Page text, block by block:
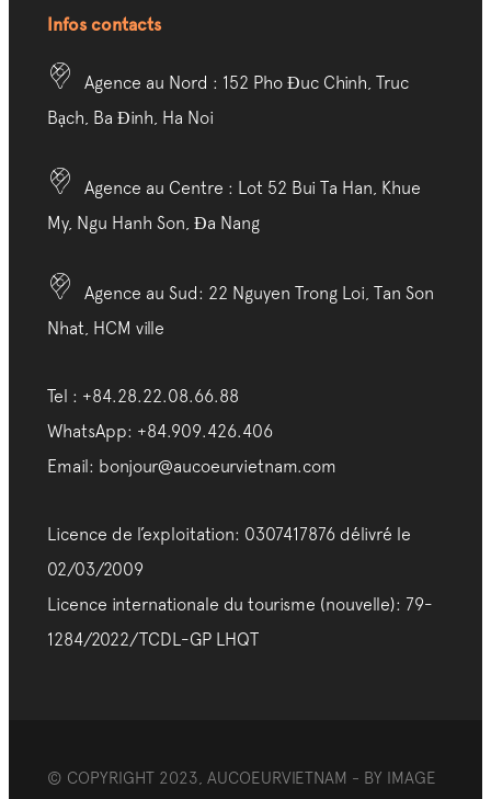
Infos contacts
Agence au Nord : 152 Pho Đuc Chinh, Truc
Bạch, Ba Đinh, Ha Noi
Agence au Centre : Lot 52 Bui Ta Han, Khue
My, Ngu Hanh Son, Đa Nang
Agence au Sud: 22 Nguyen Trong Loi, Tan Son
Nhat, HCM ville
Tel : +84.28.22.08.66.88
WhatsApp: +84.909.426.406
Email: bonjour@aucoeurvietnam.com
Licence de l’exploitation: 0307417876 délivré le
02/03/2009
Licence internationale du tourisme (nouvelle): 79-
1284/2022/TCDL-GP LHQT
© COPYRIGHT 2023, AUCOEURVIETNAM - BY IMAGE